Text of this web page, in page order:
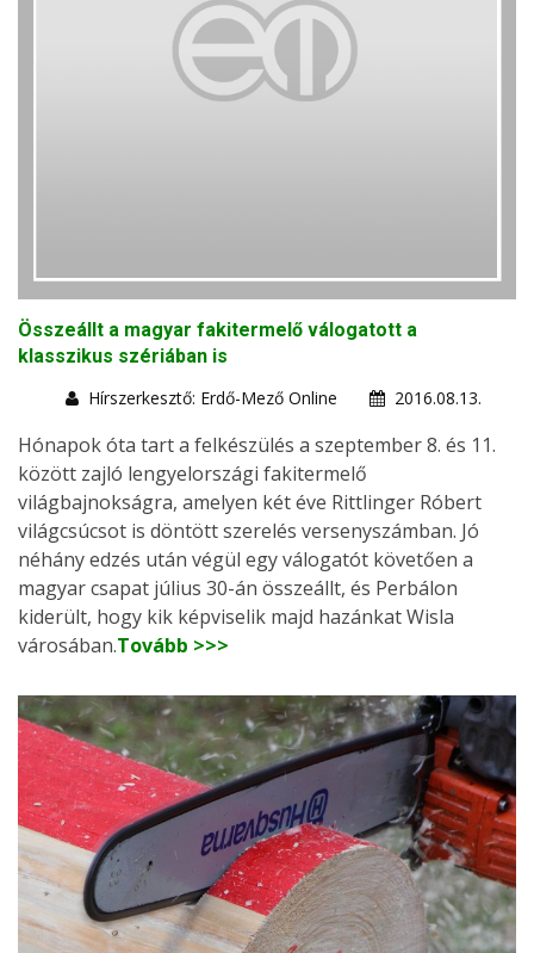
Összeállt a magyar fakitermelő válogatott a
klasszikus szériában is
Hírszerkesztő: Erdő-Mező Online
2016.08.13.
Hónapok óta tart a felkészülés a szeptember 8. és 11.
között zajló lengyelországi fakitermelő
világbajnokságra, amelyen két éve Rittlinger Róbert
világcsúcsot is döntött szerelés versenyszámban. Jó
néhány edzés után végül egy válogatót követően a
magyar csapat július 30-án összeállt, és Perbálon
kiderült, hogy kik képviselik majd hazánkat Wisla
városában.Tovább >>>